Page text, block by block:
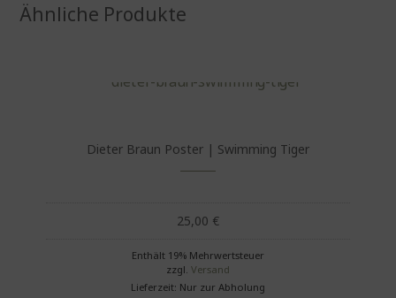
Ähnliche Produkte
Dieter Braun Poster | Swimming Tiger
25,00 €
Enthält 19% Mehrwertsteuer
zzgl.Versand
Lieferzeit: Nur zur Abholung